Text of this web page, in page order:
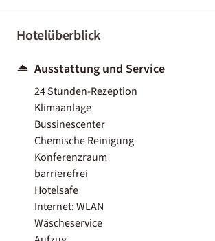
Hotelüberblick
Ausstattung und Service
24 Stunden-Rezeption
Klimaanlage
Bussinescenter
Chemische Reinigung
Konferenzraum
barrierefrei
Hotelsafe
Internet: WLAN
Wäscheservice